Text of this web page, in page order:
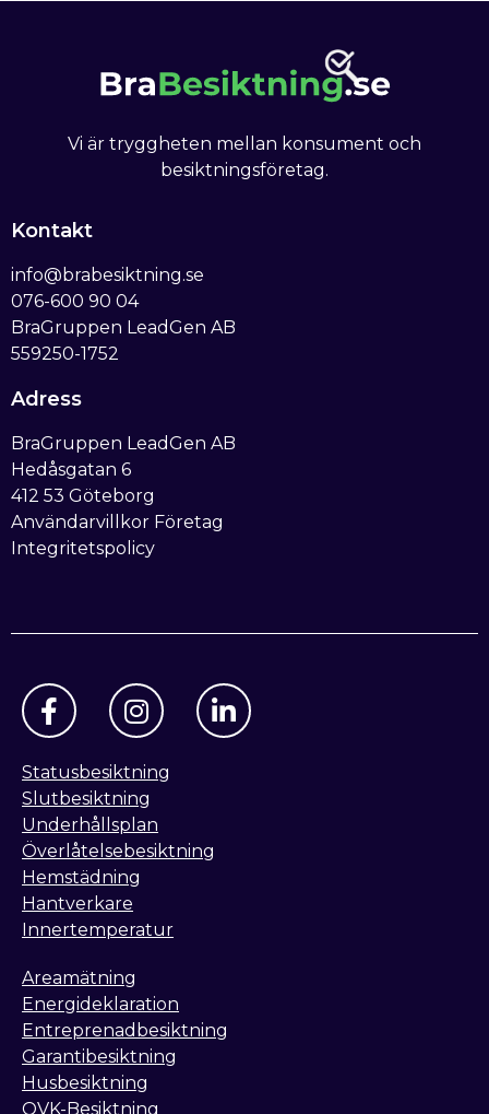
Adress
BraGruppen LeadGen AB
Hedåsgatan 6
412 53 Göteborg
Användarvillkor Företag
Integritetspolicy
Kontakt
info@brabesiktning.se
076-600 90 04
BraGruppen LeadGen AB
559250-1752
Vi är tryggheten mellan konsument och
besiktningsföretag.
Areamätning
Energideklaration
Entreprenadbesiktning
Garantibesiktning
Husbesiktning
OVK-Besiktning
Statusbesiktning
Slutbesiktning
Underhållsplan
Överlåtelsebesiktning
Hemstädning
Hantverkare
Innertemperatur